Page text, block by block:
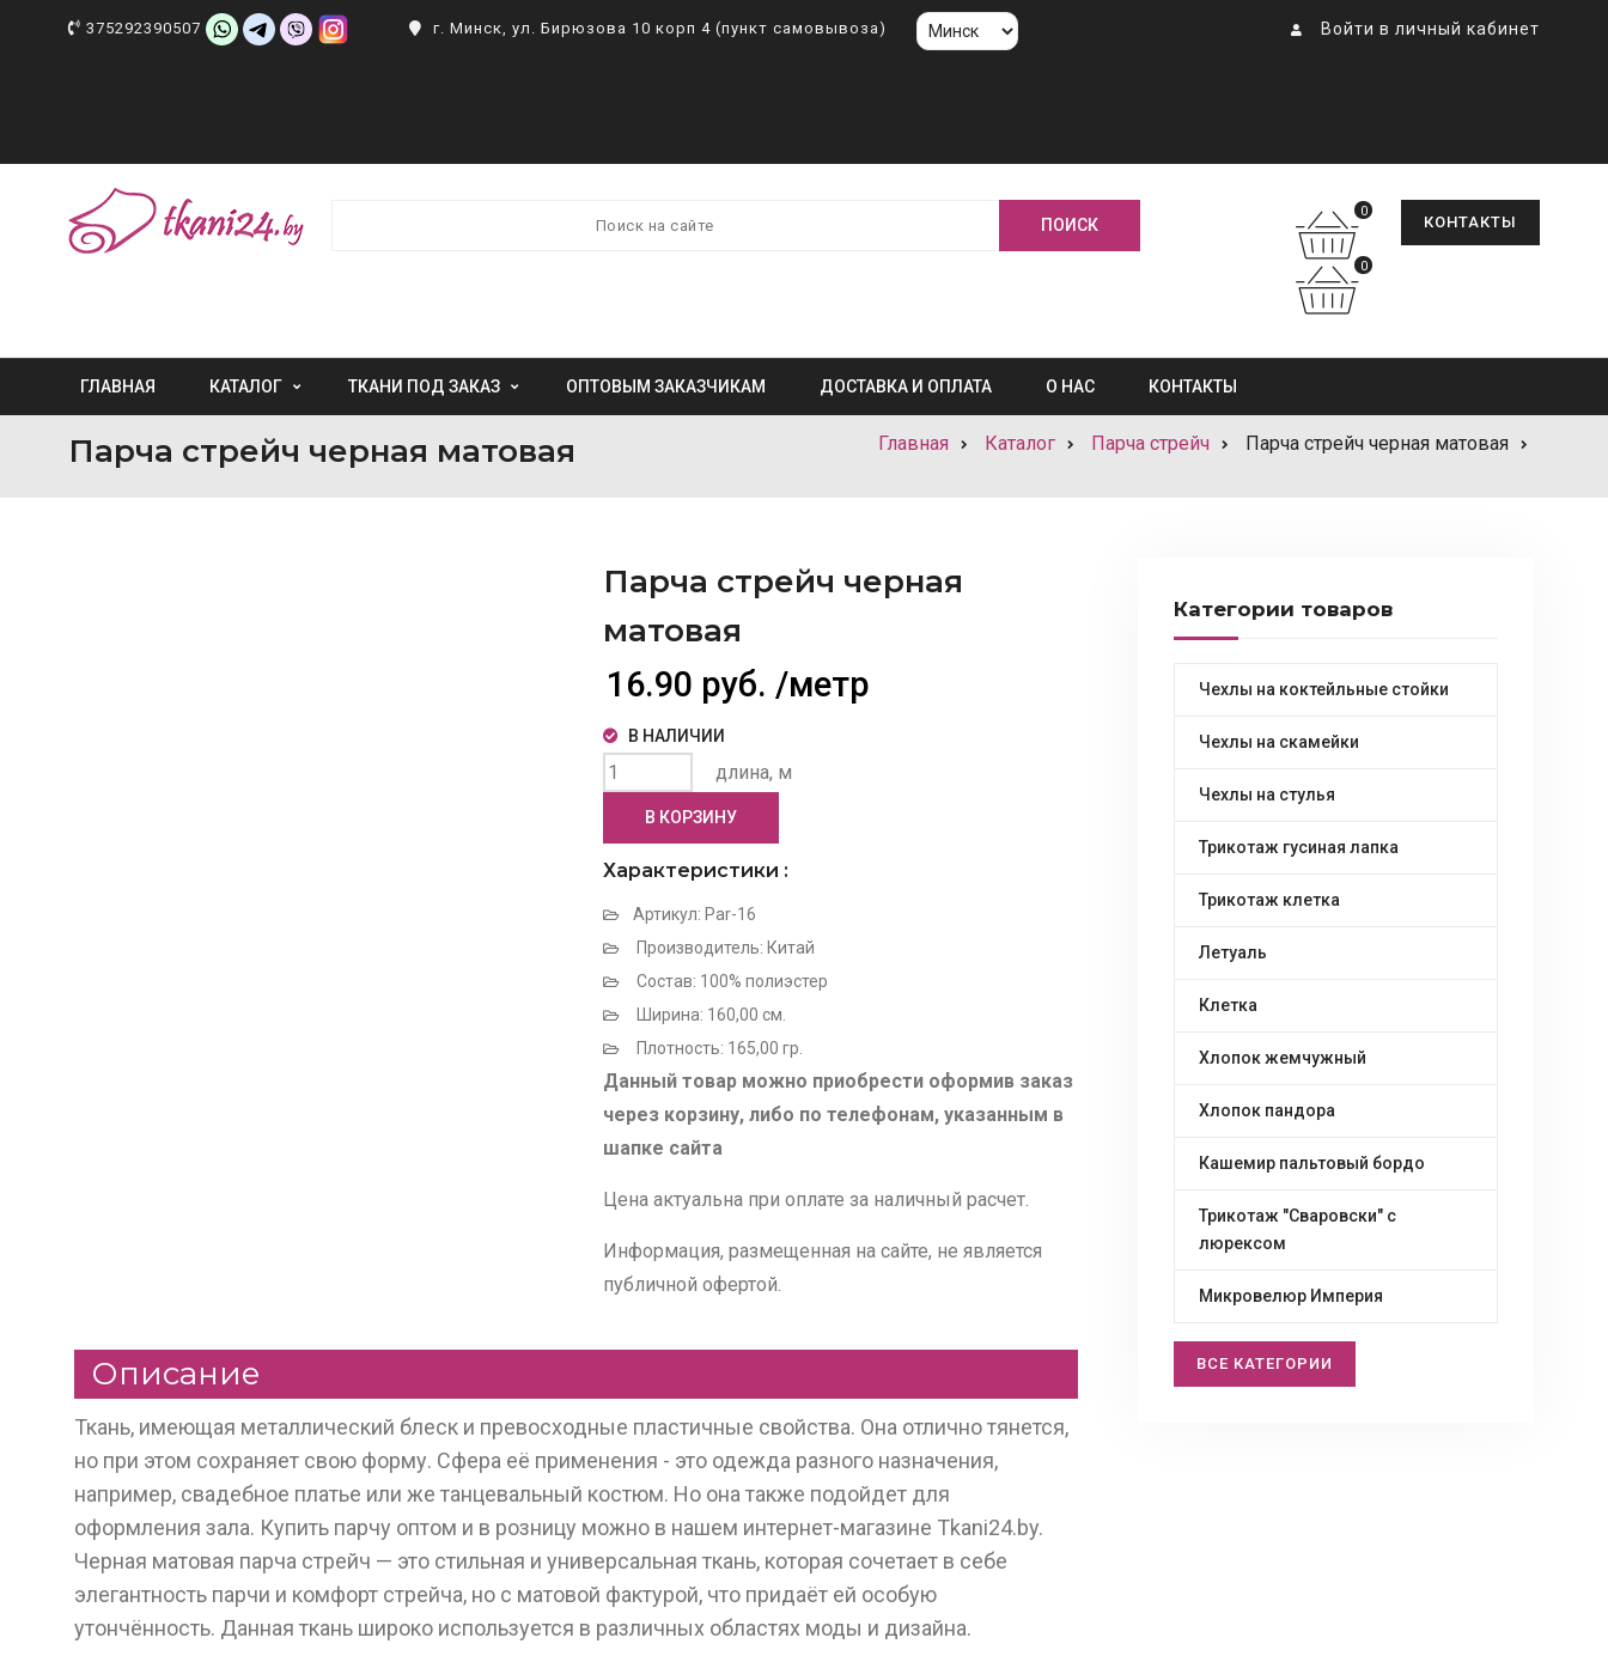
375292390507 г. Минск, ул. Бирюзова 10 корп 4 (пункт самовывоза) Войти в личный кабинет
КОНТАКТЫ
0
0
ГЛАВНАЯ КАТАЛОГ ТКАНИ ПОД ЗАКАЗ ОПТОВЫМ ЗАКАЗЧИКАМ ДОСТАВКА И ОПЛАТА О НАС КОНТАКТЫ
Парча стрейч черная матовая Главная Каталог Парча стрейч Парча стрейч черная матовая
Парча стрейч черная
матовая
16.90 руб. /метр
В НАЛИЧИИ
длина, м
В КОРЗИНУ
Характеристики :
Артикул: Par-16
Производитель: Китай
Состав: 100% полиэстер
Ширина: 160,00 см.
Плотность: 165,00 гр.
Данный товар можно приобрести оформив заказ
через корзину, либо по телефонам, указанным в
шапке сайта
Цена актуальна при оплате за наличный расчет.
Информация, размещенная на сайте, не является
публичной офертой.
Описание
Ткань, имеющая металлический блеск и превосходные пластичные свойства. Она отлично тянется,
но при этом сохраняет свою форму. Сфера её применения - это одежда разного назначения,
например, свадебное платье или же танцевальный костюм. Но она также подойдет для
оформления зала. Купить парчу оптом и в розницу можно в нашем интернет-магазине Tkani24.by.
Черная матовая парча стрейч — это стильная и универсальная ткань, которая сочетает в себе
элегантность парчи и комфорт стрейча, но с матовой фактурой, что придаёт ей особую
утончённость. Данная ткань широко используется в различных областях моды и дизайна.
Категории товаров
Чехлы на коктейльные стойки
Чехлы на скамейки
Чехлы на стулья
Трикотаж гусиная лапка
Трикотаж клетка
Летуаль
Клетка
Хлопок жемчужный
Хлопок пандора
Кашемир пальтовый бордо
Трикотаж "Сваровски" c
люрексом
Микровелюр Империя
ВСЕ КАТЕГОРИИ